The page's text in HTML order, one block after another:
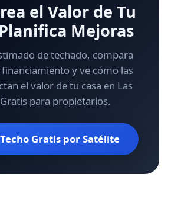
el Valor de Tu
Mejoras
de techado, compara
y ve cómo las
el valor de tu casa en Las
para propietarios.
Gratis por Satélite